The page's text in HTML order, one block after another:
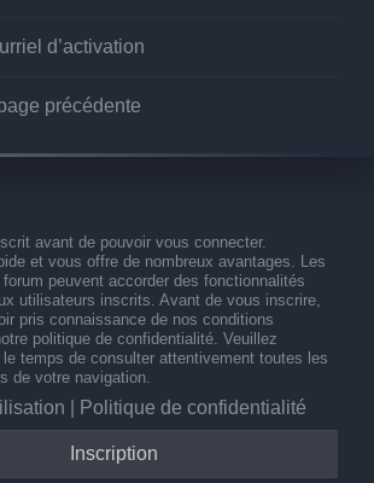
d’activation
précédente
avant de pouvoir vous connecter.
et vous offre de nombreux avantages. Les
peuvent accorder des fonctionnalités
utilisateurs inscrits. Avant de vous inscrire,
pris connaissance de nos conditions
politique de confidentialité. Veuillez
le temps de consulter attentivement toutes les
de votre navigation.
Politique de confidentialité
Inscription